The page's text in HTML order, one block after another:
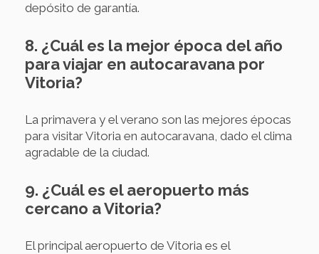
depósito de garantía.
8. ¿Cuál es la mejor época del año
para viajar en autocaravana por
Vitoria?
La primavera y el verano son las mejores épocas
para visitar Vitoria en autocaravana, dado el clima
agradable de la ciudad.
9. ¿Cuál es el aeropuerto más
cercano a Vitoria?
El principal aeropuerto de Vitoria es el